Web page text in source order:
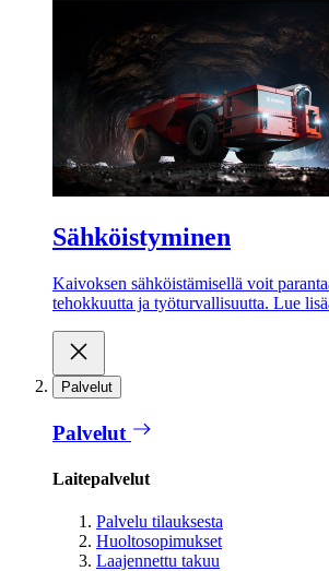
Sähköistyminen
Kaivoksen sähköistämisellä voit
tehokkuutta ja työturvallisuutta. Lue
Palvelut
Palvelut
Laitepalvelut
Palvelu tilauksesta
Huoltosopimukset
Laajennettu takuu